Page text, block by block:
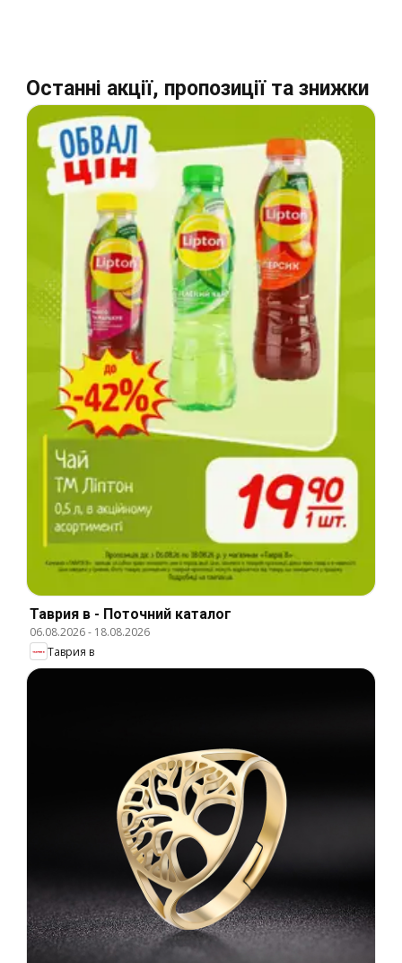
Останні акції, пропозиції та знижки
Таврия в - Поточний каталог
06.08.2026- 18.08.2026
Таврия в